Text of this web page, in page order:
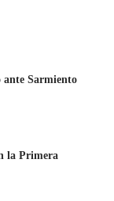
ante Sarmiento
la Primera